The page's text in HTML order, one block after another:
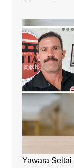
Yawara